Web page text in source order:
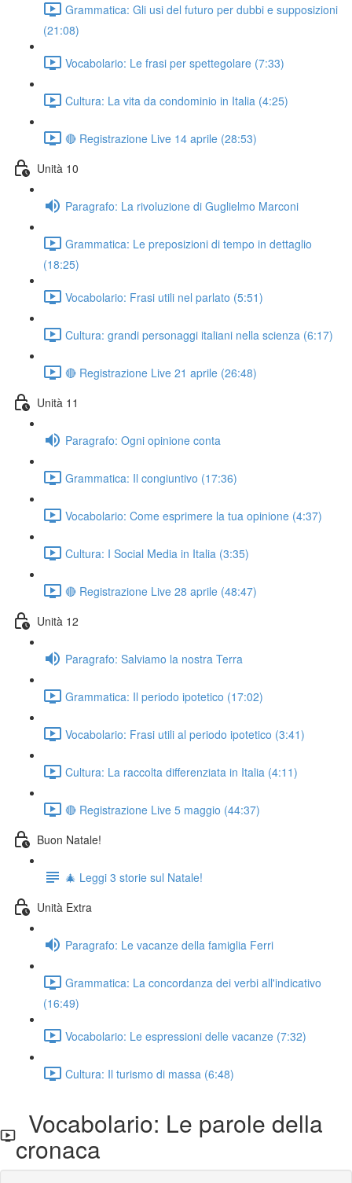
Grammatica: Gli usi del futuro per dubbi e supposizioni
(21:08)
Vocabolario: Le frasi per spettegolare (7:33)
Cultura: La vita da condominio in Italia (4:25)
🔴 Registrazione Live 14 aprile (28:53)
Unità 10
Paragrafo: La rivoluzione di Guglielmo Marconi
Grammatica: Le preposizioni di tempo in dettaglio
(18:25)
Vocabolario: Frasi utili nel parlato (5:51)
Cultura: grandi personaggi italiani nella scienza (6:17)
🔴 Registrazione Live 21 aprile (26:48)
Unità 11
Paragrafo: Ogni opinione conta
Grammatica: Il congiuntivo (17:36)
Vocabolario: Come esprimere la tua opinione (4:37)
Cultura: I Social Media in Italia (3:35)
🔴 Registrazione Live 28 aprile (48:47)
Unità 12
Paragrafo: Salviamo la nostra Terra
Grammatica: Il periodo ipotetico (17:02)
Vocabolario: Frasi utili al periodo ipotetico (3:41)
Cultura: La raccolta differenziata in Italia (4:11)
🔴 Registrazione Live 5 maggio (44:37)
Buon Natale!
🎄 Leggi 3 storie sul Natale!
Unità Extra
Paragrafo: Le vacanze della famiglia Ferri
Grammatica: La concordanza dei verbi all'indicativo
(16:49)
Vocabolario: Le espressioni delle vacanze (7:32)
Cultura: Il turismo di massa (6:48)
Vocabolario: Le parole della
cronaca